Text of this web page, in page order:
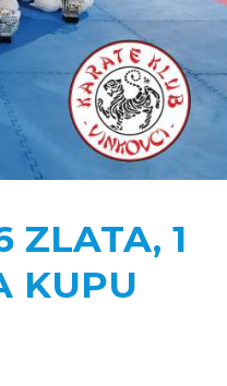
ZLATA, 1
KUPU